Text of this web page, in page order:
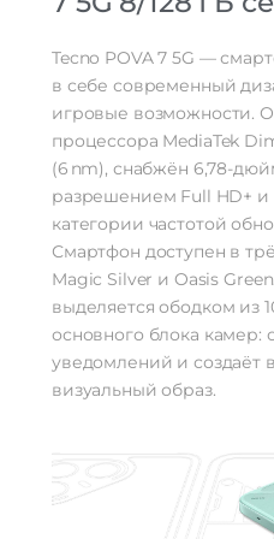
A-
Гарантия
Гарантийный Срок
Дополнительно
Оперативная Память
Tecno POVA 7 5G —
в себе современный
игровые возможности.
процессора MediaTek
(6 nm), снабжён 6,78-
разрешением Full HD+
категории частотой
Смартфон доступен в
Magic Silver и Oasis
выделяется ободком из
основного блока камер:
уведомлений и создаёт
визуальный образ.